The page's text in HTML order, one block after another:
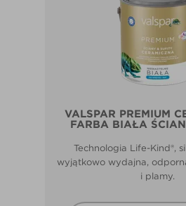
VALSPAR PREMIUM
FARBA BIAŁA
Technologia Life-Kind®,
wyjątkowo wydajna,
i plamy.